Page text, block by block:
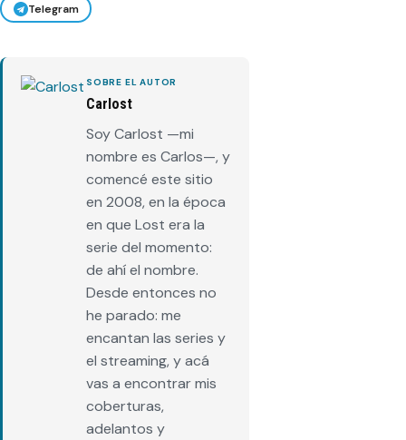
Telegram
SOBRE EL AUTOR
Carlost
Soy Carlost —mi
nombre es Carlos—, y
comencé este sitio
en 2008, en la época
en que Lost era la
serie del momento:
de ahí el nombre.
Desde entonces no
he parado: me
encantan las series y
el streaming, y acá
vas a encontrar mis
coberturas,
adelantos y